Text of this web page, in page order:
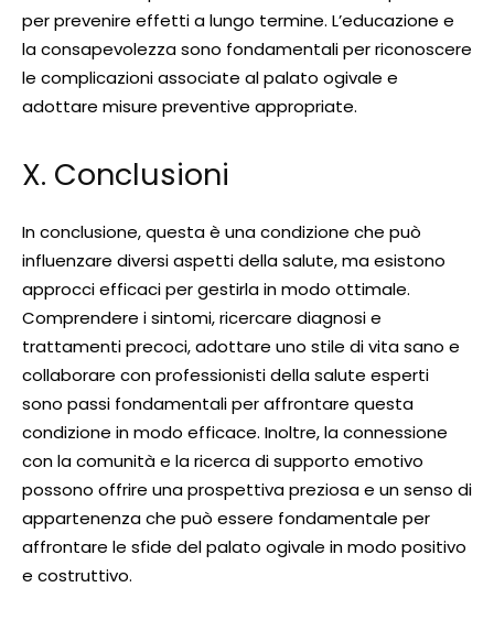
per prevenire effetti a lungo termine. L’educazione e
la consapevolezza sono fondamentali per riconoscere
le complicazioni associate al palato ogivale e
adottare misure preventive appropriate.
X. Conclusioni
In conclusione, questa è una condizione che può
influenzare diversi aspetti della salute, ma esistono
approcci efficaci per gestirla in modo ottimale.
Comprendere i sintomi, ricercare diagnosi e
trattamenti precoci, adottare uno stile di vita sano e
collaborare con professionisti della salute esperti
sono passi fondamentali per affrontare questa
condizione in modo efficace. Inoltre, la connessione
con la comunità e la ricerca di supporto emotivo
possono offrire una prospettiva preziosa e un senso di
appartenenza che può essere fondamentale per
affrontare le sfide del palato ogivale in modo positivo
e costruttivo.